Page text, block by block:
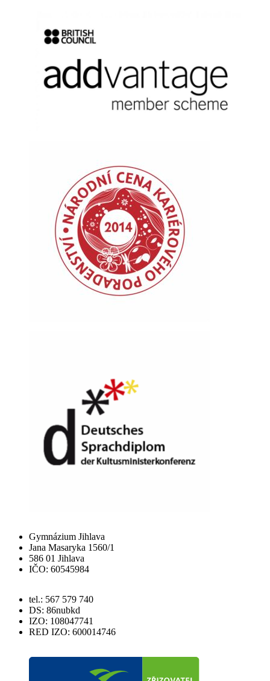
Gymnázium Jihlava
Jana Masaryka 1560/1
586 01 Jihlava
IČO: 60545984
tel.: 567 579 740
DS: 86nubkd
IZO: 108047741
RED IZO: 600014746